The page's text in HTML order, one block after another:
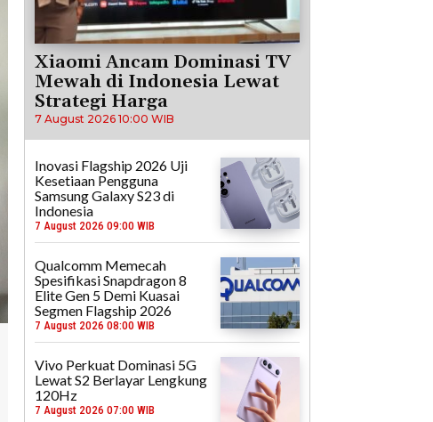
Xiaomi Ancam Dominasi TV
Mewah di Indonesia Lewat
Strategi Harga
7 August 2026 10:00 WIB
Inovasi Flagship 2026 Uji
Kesetiaan Pengguna
Samsung Galaxy S23 di
Indonesia
7 August 2026 09:00 WIB
Qualcomm Memecah
Spesifikasi Snapdragon 8
Elite Gen 5 Demi Kuasai
Segmen Flagship 2026
7 August 2026 08:00 WIB
Vivo Perkuat Dominasi 5G
Lewat S2 Berlayar Lengkung
120Hz
7 August 2026 07:00 WIB